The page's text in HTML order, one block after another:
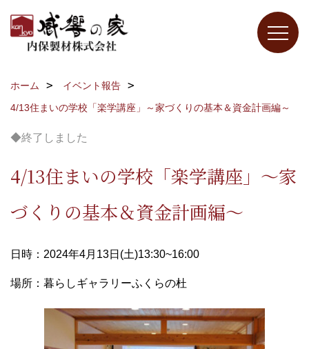
ホーム
イベント報告
4/13住まいの学校「楽学講座」～家づくりの基本＆資金計画編～
◆終了しました
4/13住まいの学校「楽学講座」～家
づくりの基本＆資金計画編～
日時：2024年4月13日(土)13:30~16:00
場所：暮らしギャラリーふくらの杜